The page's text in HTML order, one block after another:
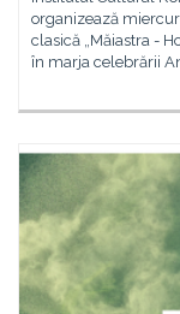
organizează
clasică „Măiastra -
în marja celebrării